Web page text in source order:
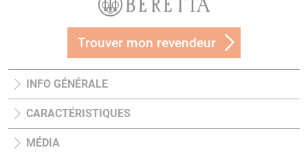
Trouver mon revendeur
INFO GÉNÉRALE
CARACTÉRISTIQUES
MÉDIA